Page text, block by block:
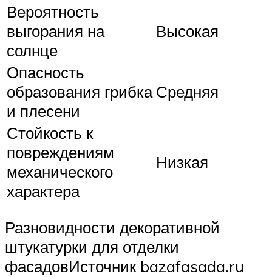
Вероятность
выгорания на
солнце
Высокая
Опасность
образования грибка
и плесени
Средняя
Стойкость к
повреждениям
механического
характера
Низкая
Разновидности декоративной
штукатурки для отделки
фасадовИсточник bazafasada.ru